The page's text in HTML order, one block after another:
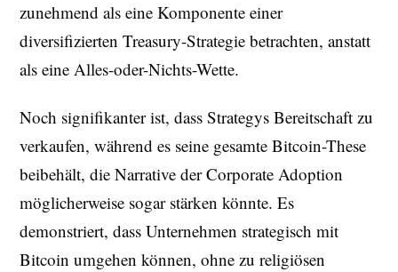
zunehmend als eine Komponente einer
diversifizierten Treasury-Strategie betrachten, anstatt
als eine Alles-oder-Nichts-Wette.
Noch signifikanter ist, dass Strategys Bereitschaft zu
verkaufen, während es seine gesamte Bitcoin-These
beibehält, die Narrative der Corporate Adoption
möglicherweise sogar stärken könnte. Es
demonstriert, dass Unternehmen strategisch mit
Bitcoin umgehen können, ohne zu religiösen